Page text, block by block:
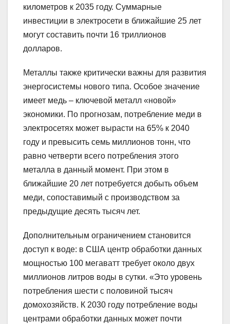
километров к 2035 году. Суммарные
инвестиции в электросети в ближайшие 25 лет
могут составить почти 16 триллионов
долларов.
Металлы также критически важны для развития
энергосистемы нового типа. Особое значение
имеет медь – ключевой металл «новой»
экономики. По прогнозам, потребление меди в
электросетях может вырасти на 65% к 2040
году и превысить семь миллионов тонн, что
равно четверти всего потребления этого
металла в данный момент. При этом в
ближайшие 20 лет потребуется добыть объем
меди, сопоставимый с производством за
предыдущие десять тысяч лет.
Дополнительным ограничением становится
доступ к воде: в США центр обработки данных
мощностью 100 мегаватт требует около двух
миллионов литров воды в сутки. «Это уровень
потребления шести с половиной тысяч
домохозяйств. К 2030 году потребление воды
центрами обработки данных может почти